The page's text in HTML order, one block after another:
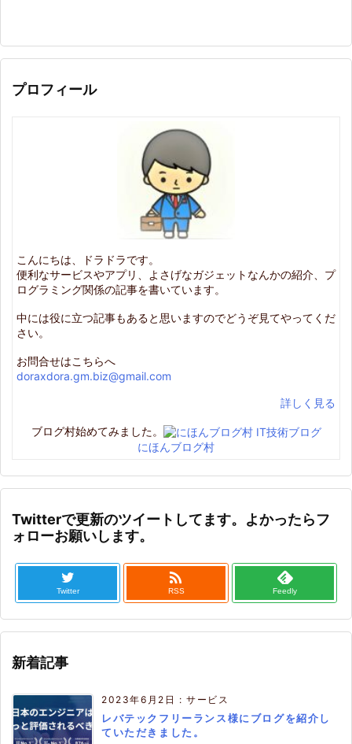
プロフィール
こんにちは、ドラドラです。
便利なサービスやアプリ、よさげなガジェットなんかの紹介、プ
ログラミング関係の記事を書いています。
中には役に立つ記事もあると思いますのでどうぞ見てやってくだ
さい。
お問合せはこちらへ
doraxdora.gm.biz@gmail.com
詳しく見る
ブログ村始めてみました。
にほんブログ村
Twitterで更新のツイートしてます。よかったらフ
ォローお願いします。
Twitter

RSS Feedly
新着記事
2023年6月2日 :サービス
レバテックフリーランス様にブログを紹介し
ていただきました。